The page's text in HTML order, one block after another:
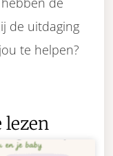
de uitdaging
te helpen?
lezen